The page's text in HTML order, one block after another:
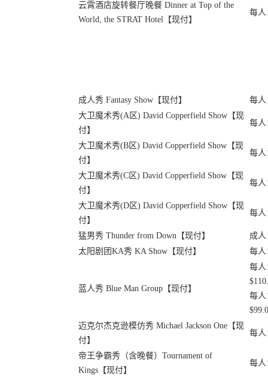
云霄酒店旋转餐厅晚餐 Dinner at Top of the
World, the STRAT Hotel【现付】
每人
成人秀 Fantasy Show【现付】
每人
大卫魔术秀(A区) David Copperfield Show【现
付】
每人
大卫魔术秀(B区) David Copperfield Show【现
付】
每人
大卫魔术秀(C区) David Copperfield Show【现
付】
每人
大卫魔术秀(D区) David Copperfield Show【现
付】
每人
猛男秀 Thunder from Down【现付】
成人
太阳剧团KA秀 KA Show【现付】
每人
蓝人秀 Blue Man Group【现付】
每人
每人
迈克尔杰克逊模仿秀 Michael Jackson One【现
付】
每人
帝王争霸秀（含晚餐）Tournament of
Kings【现付】
每人